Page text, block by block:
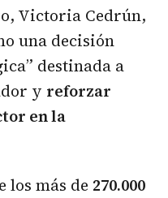
Victoria Cedrún,
una decisión
destinada a
y reforzar
en la
los más de 270.000